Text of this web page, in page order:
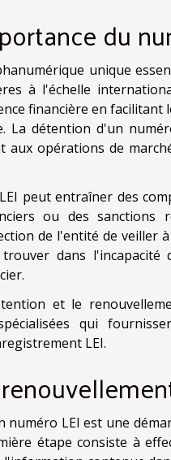
du
unique
à l'échelle
financière en
La détention d'un
opérations de
peut entraîner des
ou des sanctions
de l'entité de veiller
dans
et le
qui
LEI.
numéro LEI est une
étape consiste à